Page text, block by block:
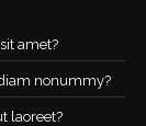
amet?
nonummy?
laoreet?